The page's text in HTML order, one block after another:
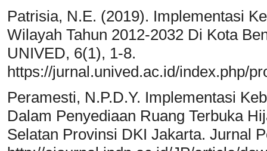
Patrisia, N.E. (2019). Implementasi
Wilayah Tahun 2012-2032 Di Kota
UNIVED, 6(1), 1-8.
https://jurnal.unived.ac.id/index.php/
Peramesti, N.P.D.Y. Implementasi
Dalam Penyediaan Ruang Terbuka
Selatan Provinsi DKI Jakarta. Jurnal